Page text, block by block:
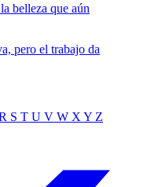
belleza que aún
pero el trabajo da
S T U V W X Y Z